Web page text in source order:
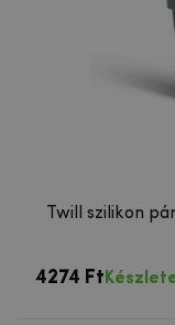
Twill szilikon
4274 Ft